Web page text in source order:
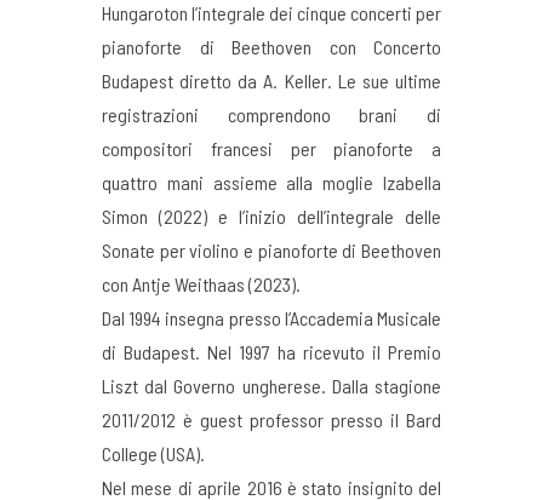
Hungaroton l’integrale dei cinque concerti per
pianoforte di Beethoven con Concerto
Budapest diretto da A. Keller. Le sue ultime
registrazioni comprendono brani di
compositori francesi per pianoforte a
quattro mani assieme alla moglie Izabella
Simon (2022) e l’inizio dell’integrale delle
Sonate per violino e pianoforte di Beethoven
con Antje Weithaas (2023).
Dal 1994 insegna presso l’Accademia Musicale
di Budapest. Nel 1997 ha ricevuto il Premio
Liszt dal Governo ungherese. Dalla stagione
2011/2012 è guest professor presso il Bard
College (USA).
Nel mese di aprile 2016 è stato insignito del